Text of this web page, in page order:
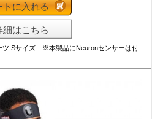
トに入れる
細はこちら
ツ Sサイズ ※本製品にNeuronセンサーは付